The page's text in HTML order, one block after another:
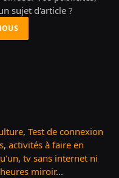
sujet d'article ?
, Test de connexion
, activités à faire en
, tv sans internet ni
heures miroir...